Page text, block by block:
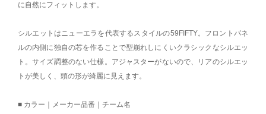
に自然にフィットします。
シルエットはニューエラを代表するスタイルの59FIFTY。フロントパネ
ルの内側に独自の芯を作ることで型崩れしにくいクラシックなシルエッ
ト。サイズ調整のない仕様。アジャスターがないので、リアのシルエッ
トが美しく、頭の形が綺麗に見えます。
■ カラー｜メーカー品番｜チーム名